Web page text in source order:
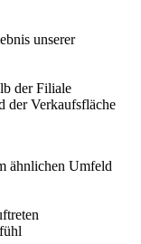
unserer
der Filiale
der Verkaufsfläche
ähnlichen Umfeld